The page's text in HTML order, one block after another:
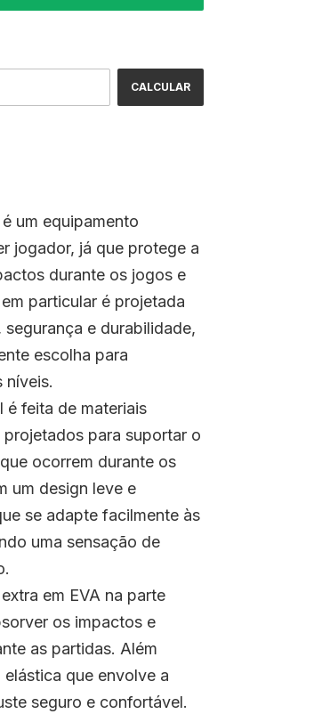
CALCULAR
um equipamento
jogador, já que protege a
durante os jogos e
particular é projetada
e durabilidade,
escolha para
níveis.
é feita de materiais
para suportar o
ocorrem durante os
um design leve e
se adapte facilmente às
uma sensação de
em EVA na parte
os impactos e
as partidas. Além
que envolve a
seguro e confortável.